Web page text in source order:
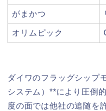
がまかつ
オリムピック
ダイワのフラッグシップ
システム）**により圧倒
度の面では他社の追随を